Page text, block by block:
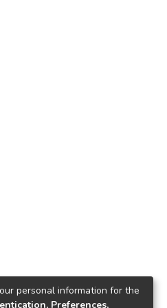
personal information for the
Preferences,